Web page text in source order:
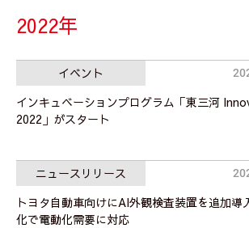
2022年
イベント
インキュベーションプログラム「東三河
2022」がスタート
ニュースリリース
トヨタ自動車向けにAI外観検査装置を追加導
化で電動化需要に対応